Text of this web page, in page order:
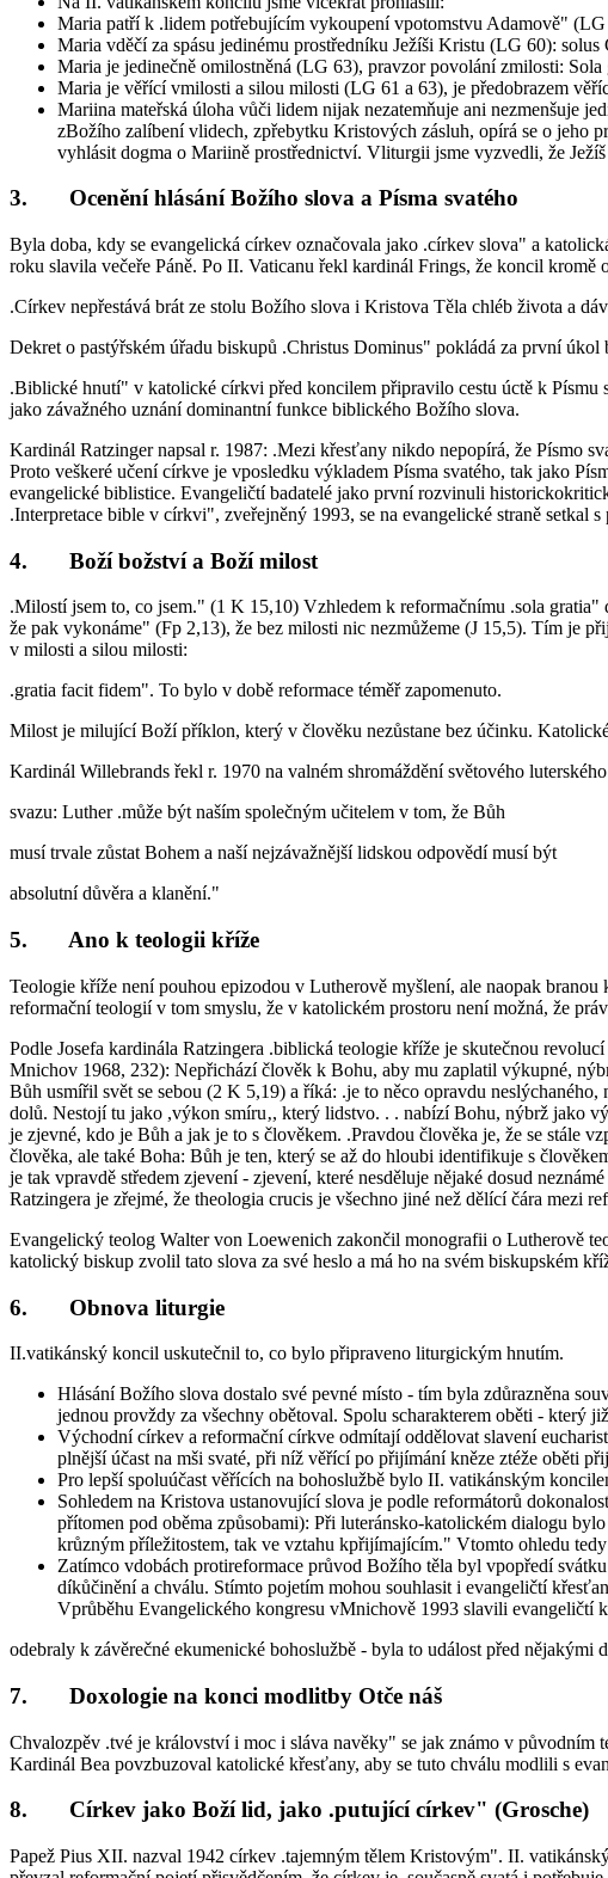
Maria patří k .lidem potřebujícím vykoupení vpotomstvu Adamově" (LG
Maria vděčí za spásu jedinému prostředníku Ježíši Kristu (LG 60): solus
Maria je jedinečně omilostněná (LG 63), pravzor povolání zmilosti:
Maria je věřící vmilosti a silou milosti (LG 61 a 63), je předobrazem
Mariina mateřská úloha vůči lidem nijak nezatemňuje ani nezmenšuje
zBožího zalíbení vlidech, zpřebytku Kristových zásluh, opírá se o jeho
vyhlásit dogma o Mariině prostřednictví. Vliturgii jsme vyzvedli, že
3. Ocenění hlásání Božího slova a Písma svatého
Byla doba, kdy se evangelická církev označovala jako .církev slova" a
roku slavila večeře Páně. Po II. Vaticanu řekl kardinál Frings, že koncil
.Církev nepřestává brát ze stolu Božího slova i Kristova Těla chléb života a
Dekret o pastýřském úřadu biskupů .Christus Dominus" pokládá za první
.Biblické hnutí" v katolické církvi před koncilem připravilo cestu úctě k
jako závažného uznání dominantní funkce biblického Božího slova.
Kardinál Ratzinger napsal r. 1987: .Mezi křesťany nikdo nepopírá, že Písmo
Proto veškeré učení církve je vposledku výkladem Písma svatého, tak jako
evangelické biblistice. Evangeličtí badatelé jako první rozvinuli
.Interpretace bible v církvi", zveřejněný 1993, se na evangelické straně setkal
4. Boží božství a Boží milost
.Milostí jsem to, co jsem." (1 K 15,10) Vzhledem k reformačnímu .sola
že pak vykonáme" (Fp 2,13), že bez milosti nic nezmůžeme (J 15,5). Tím je
v milosti a silou milosti:
.gratia facit fidem". To bylo v době reformace téměř zapomenuto.
Milost je milující Boží příklon, který v člověku nezůstane bez účinku.
Kardinál Willebrands řekl r. 1970 na valném shromáždění světového luterského
svazu: Luther .může být naším společným učitelem v tom, že Bůh
musí trvale zůstat Bohem a naší nejzávažnější lidskou odpovědí musí být
absolutní důvěra a klanění."
5. Ano k teologii kříže
Teologie kříže není pouhou epizodou v Lutherově myšlení, ale naopak
reformační teologií v tom smyslu, že v katolickém prostoru není možná, že
Podle Josefa kardinála Ratzingera .biblická teologie kříže je skutečnou
Mnichov 1968, 232): Nepřichází člověk k Bohu, aby mu zaplatil výkupné,
Bůh usmířil svět se sebou (2 K 5,19) a říká: .je to něco opravdu
dolů. Nestojí tu jako ,výkon smíru‚, který lidstvo. . . nabízí Bohu, nýbrž jako
je zjevné, kdo je Bůh a jak je to s člověkem. .Pravdou člověka je, že se stále
člověka, ale také Boha: Bůh je ten, který se až do hloubi identifikuje s
je tak vpravdě středem zjevení - zjevení, které nesděluje nějaké dosud
Ratzingera je zřejmé, že theologia crucis je všechno jiné než dělící čára mezi
Evangelický teolog Walter von Loewenich zakončil monografii o Lutherově
katolický biskup zvolil tato slova za své heslo a má ho na svém biskupském
6. Obnova liturgie
II.vatikánský koncil uskutečnil to, co bylo připraveno liturgickým hnutím.
Hlásání Božího slova dostalo své pevné místo - tím byla zdůrazněna
jednou provždy za všechny obětoval. Spolu scharakterem oběti - který
Východní církev a reformační církve odmítají oddělovat slavení
plnější účast na mši svaté, při níž věřící po přijímání kněze ztéže oběti
Pro lepší spoluúčast věřících na bohoslužbě bylo II. vatikánským
Sohledem na Kristova ustanovující slova je podle reformátorů
přítomen pod oběma způsobami): Při luteránsko-katolickém dialogu
krůzným příležitostem, tak ve vztahu kpřijímajícím." Vtomto ohledu
Zatímco vdobách protireformace průvod Božího těla byl vpopředí
díkůčinění a chválu. Stímto pojetím mohou souhlasit i evangeličtí
Vprůběhu Evangelického kongresu vMnichově 1993 slavili evangeličtí
odebraly k závěrečné ekumenické bohoslužbě - byla to událost před nějakými
7. Doxologie na konci modlitby Otče náš
Chvalozpěv .tvé je království i moc i sláva navěky" se jak známo v původním
Kardinál Bea povzbuzoval katolické křesťany, aby se tuto chválu modlili s
8. Církev jako Boží lid, jako .putující církev" (Grosche)
Papež Pius XII. nazval 1942 církev .tajemným tělem Kristovým". II.